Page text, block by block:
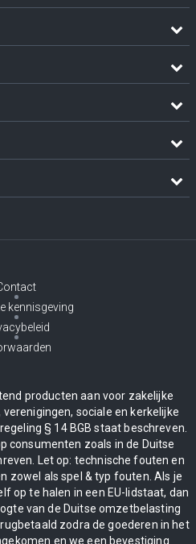
kennisgeving
producten aan voor zakelijke
sociale en kerkelijke
§ 14 BGB staat beschreven.
consumenten zoals in de Duitse
Let op: technische fouten en
zowel als spel & typ fouten. Als je
op te halen in een EU-lidstaat, dan
van de Duitse omzetbelasting
zodra de goederen in het
en we een bevestiging